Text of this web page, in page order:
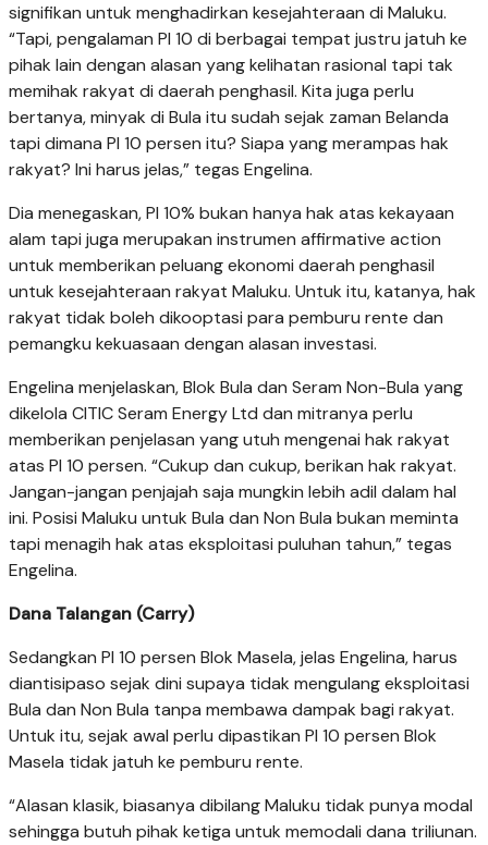
signifikan untuk menghadirkan kesejahteraan di Maluku.
“Tapi, pengalaman PI 10 di berbagai tempat justru jatuh ke
pihak lain dengan alasan yang kelihatan rasional tapi tak
memihak rakyat di daerah penghasil. Kita juga perlu
bertanya, minyak di Bula itu sudah sejak zaman Belanda
tapi dimana PI 10 persen itu? Siapa yang merampas hak
rakyat? Ini harus jelas,” tegas Engelina.
Dia menegaskan, PI 10% bukan hanya hak atas kekayaan
alam tapi juga merupakan instrumen affirmative action
untuk memberikan peluang ekonomi daerah penghasil
untuk kesejahteraan rakyat Maluku. Untuk itu, katanya, hak
rakyat tidak boleh dikooptasi para pemburu rente dan
pemangku kekuasaan dengan alasan investasi.
Engelina menjelaskan, ​Blok Bula dan Seram Non-Bula yang
dikelola CITIC Seram Energy Ltd dan mitranya perlu
memberikan penjelasan yang utuh mengenai hak rakyat
atas PI 10 persen. “Cukup dan cukup, berikan hak rakyat.
Jangan-jangan penjajah saja mungkin lebih adil dalam hal
ini. Posisi Maluku untuk Bula dan Non Bula bukan meminta
tapi menagih hak atas eksploitasi puluhan tahun,” tegas
Engelina.
Dana Talangan (Carry)
Sedangkan PI 10 persen Blok Masela, jelas Engelina, harus
diantisipaso sejak dini supaya tidak mengulang eksploitasi
Bula dan Non Bula tanpa membawa dampak bagi rakyat.
Untuk itu, sejak awal perlu dipastikan PI 10 persen Blok
Masela tidak jatuh ke pemburu rente.
“Alasan klasik, biasanya dibilang Maluku tidak punya modal
sehingga butuh pihak ketiga untuk memodali dana triliunan.